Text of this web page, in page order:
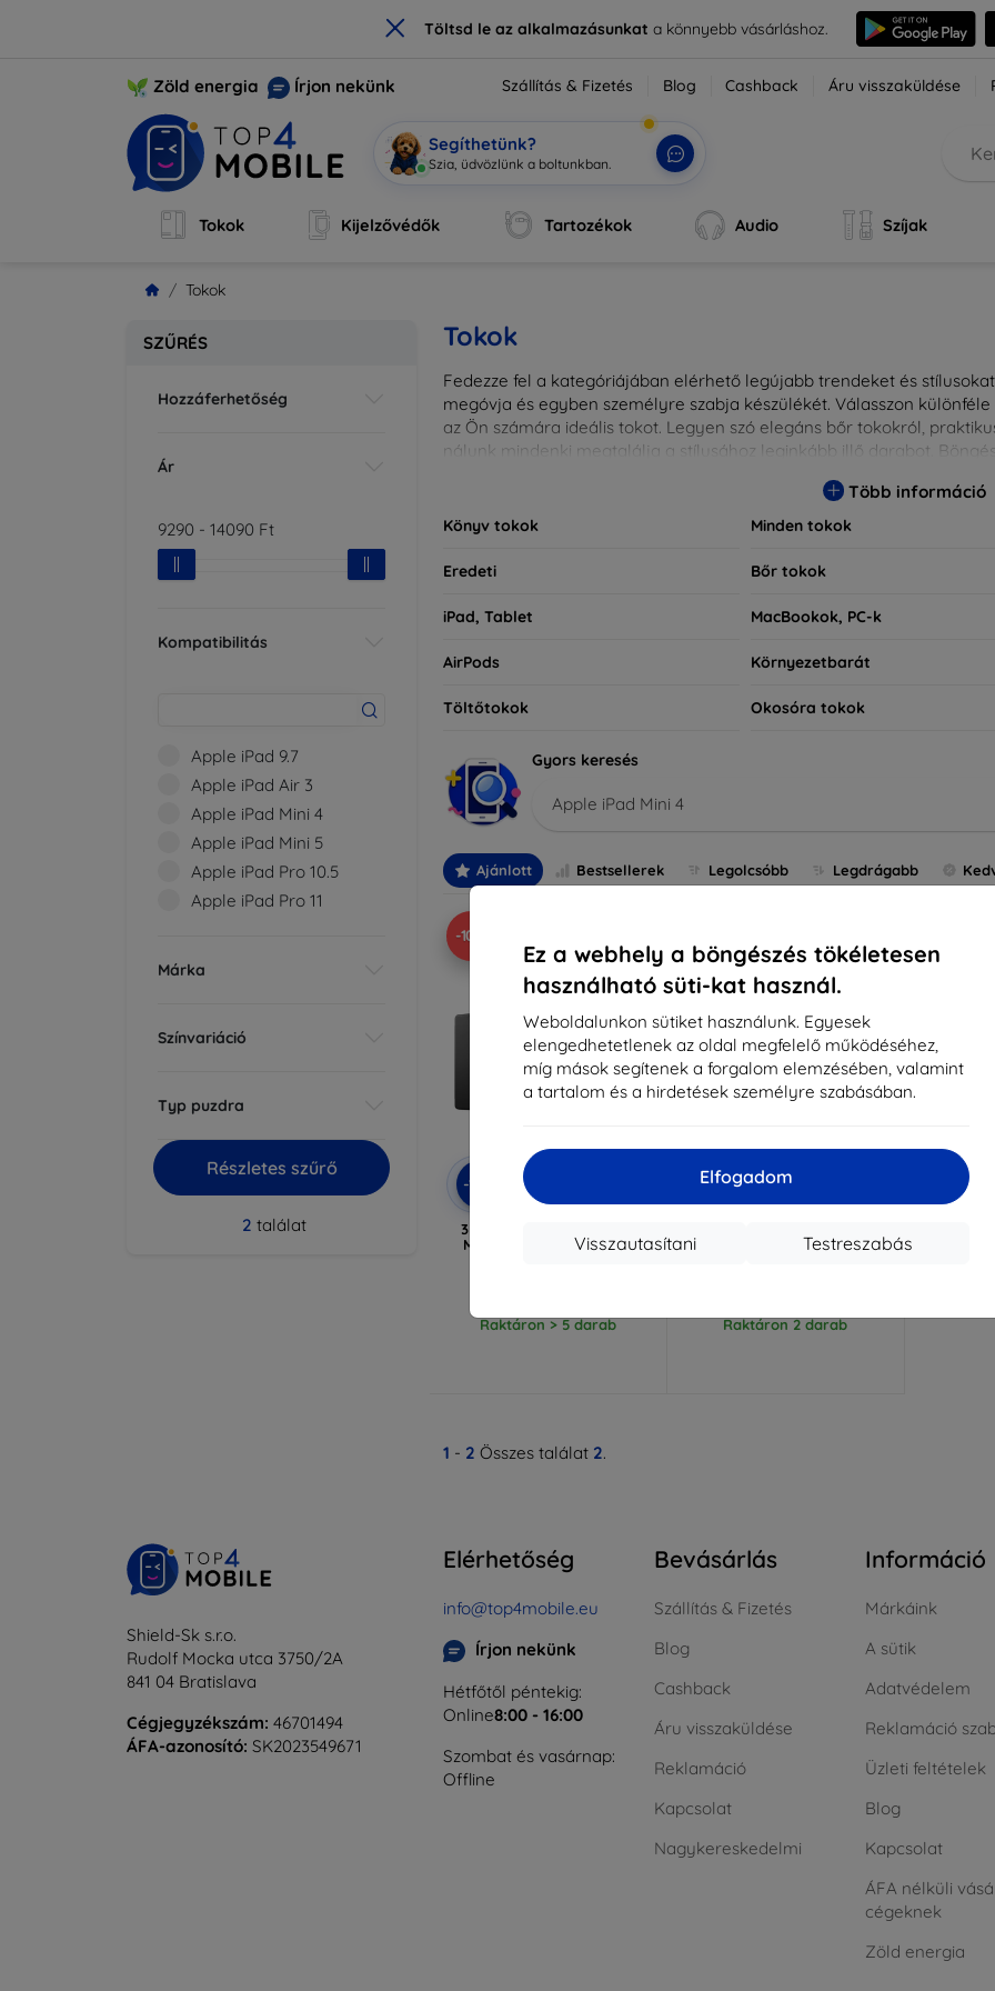
× Töltsd le az alkalmazásunkata könnyebb vásárláshoz.
Ez a webhely a böngészés tökéletesen
használható süti-kat használ.
Weboldalunkon sütiket használunk. Egyesek
elengedhetetlenek az oldal megfelelő működéséhez,
míg mások segítenek a forgalom elemzésében, valamint
a tartalom és a hirdetések személyre szabásában.
Elfogadom
Testreszabás
Visszautasítani
Zöld energia Írjon nekünk Szállítás & Fizetés Blog Cashback Áru visszaküldése
Segíthetünk?
Szia, |
Tokok Kijelzővédők Tartozékok Audio Szíjak
Tokok
SZŰRÉS
Hozzáferhetőség
Ár
9290 - 14090 Ft
Kompatibilitás
Apple iPad 9.7
Apple iPad Air 3
Apple iPad Mini 4
Apple iPad Mini 5
Apple iPad Pro 10.5
Apple iPad Pro 11
Márka
Színvariáció
Typ puzdra
Részletes szűrő
2 találat
Tokok
Fedezze fel a kategóriájában elérhető legújabb trendeket és
megóvja és egyben személyre szabja készülékét. Válasszon
az Ön számára ideális tokot. Legyen szó elegáns bőr tokokról,
nálunk mindenki megtalálja a stílusához leginkább illő darabot.
Több információ
Könyv tokok Minden tokok
Eredeti Bőr tokok
iPad, Tablet MacBookok, PC-k
AirPods Környezetbarát
Töltőtokok Okosóra tokok
Gyors keresés
Apple iPad Mini 4
Ajánlott Bestsellerek Legolcsóbb Legdrágabb
-10%
-10%
Kedvezmény
kuponnal
3MK Soft Tablet tok iPad
Mini 7,9" 4/5 gen fekete
Raktáron > 5 darab
-10%
Kedvezmény
rózsaszín (GUTB10QLPK)
Raktáron 2 darab
1 - 2 Összes találat 2.
Shield-Sk s.r.o.
Rudolf Mocka utca 3750/2A
841 04 Bratislava
Cégjegyzékszám: 46701494
ÁFA-azonosító: SK2023549671
Elérhetőség
info@top4mobile.eu
Írjon nekünk
Hétfőtől péntekig:
Online8:00 - 16:00
Szombat és vasárnap:
Offline
Bevásárlás
Szállítás & Fizetés
Blog
Cashback
Áru visszaküldése
Reklamáció
Kapcsolat
Nagykereskedelmi
Információ
Márkáink
A sütik
Adatvédelem
Reklamáció
Üzleti feltételek
Blog
Kapcsolat
ÁFA nélküli
cégeknek
Zöld energia